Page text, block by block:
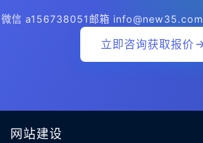
微信 a156738051 邮箱 info@new35.com
立即咨询获取报价
网站建设